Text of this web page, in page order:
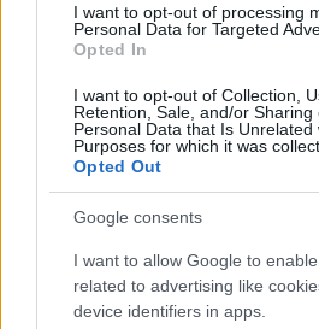
I want to opt-out of processing
Personal Data for Targeted
Opted In
I want to opt-out of Collection,
Retention, Sale, and/or Sharing
Personal Data that Is Unrelated
Purposes for which it was
Opted Out
Google consents
I want to allow Google to
related to advertising like
device identifiers in apps.
Ezek a csillagjegyek
legborzalmasabban a
Bak (12. 22-01. 20.)Kedvesed
reggel rendet rakhatsz,
attól függ a nyugalmad, hogy
megfékezni erőszakosságát.
Vízöntő (01. 21-02. 19.)A
kiadással vagy